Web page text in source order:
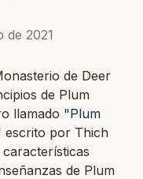
de 2021
de Deer
de Plum
llamado "Plum
escrito por Thich
de Plum